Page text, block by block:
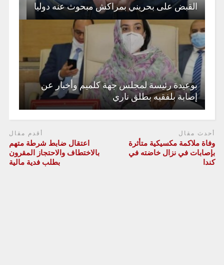
القبض على بحريني بمراكش مبحوث عنه دوليا
بوعيدة رئيسة لمجلس جهة كلميم وأخبار عن
إصابة بلفقيه بطلق ناري
أحدث مقال
وفاة ملاكمة مكسيكية متأثرة
بإصابات في نزال خاضته في
كندا
أقدم مقال
اعتقال ضابط شرطة متهم
بالاختطاف والاحتجاز المقرون
بطلب فدية مالية